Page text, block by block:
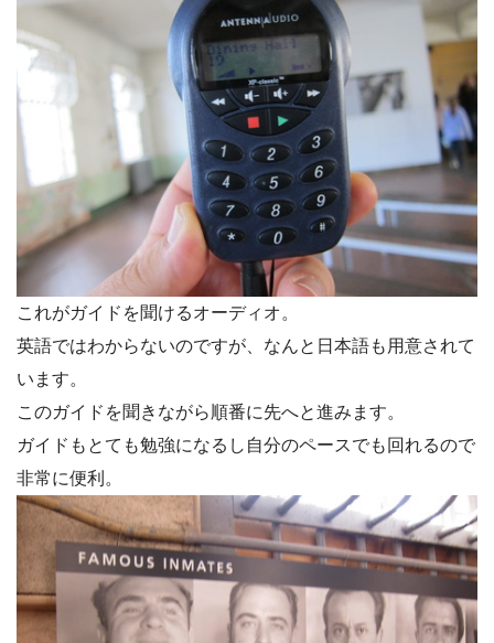
これがガイドを聞けるオーディオ。
英語ではわからないのですが、なんと日本語も用意されて
います。
このガイドを聞きながら順番に先へと進みます。
ガイドもとても勉強になるし自分のペースでも回れるので
非常に便利。